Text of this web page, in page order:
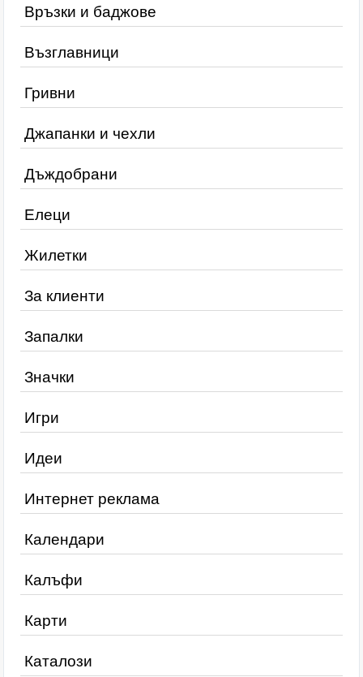
Връзки и баджове
Възглавници
Гривни
Джапанки и чехли
Дъждобрани
Елеци
Жилетки
За клиенти
Запалки
Значки
Игри
Идеи
Интернет реклама
Календари
Калъфи
Карти
Каталози